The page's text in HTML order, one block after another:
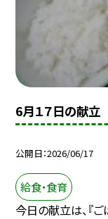
6月１７日の献立
公開日 2026/06/17
給食・食育
今日の献立は、『ご